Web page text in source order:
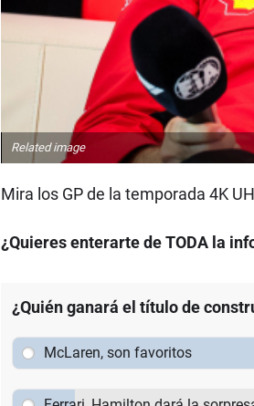
Related image
Mira los GP de la temporada 4K
¿Quieres enterarte de TODA la
¿Quién ganará el título de
McLaren, son favoritos